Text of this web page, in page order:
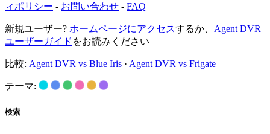
ィポリシー - お問い合わせ - FAQ
新規ユーザー? ホームページにアクセスするか、 Agent DVR
ユーザーガイド をお読みください
比較: Agent DVR vs Blue Iris · Agent DVR vs Frigate
テーマ:
検索